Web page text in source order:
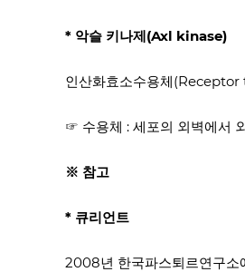
* 악슬 키나제(Axl kinase)
인산화효소수용체(Receptor
☞ 수용체 : 세포의 외벽에서
※ 참고
* 큐리언트
2008년 한국파스퇴르연구소